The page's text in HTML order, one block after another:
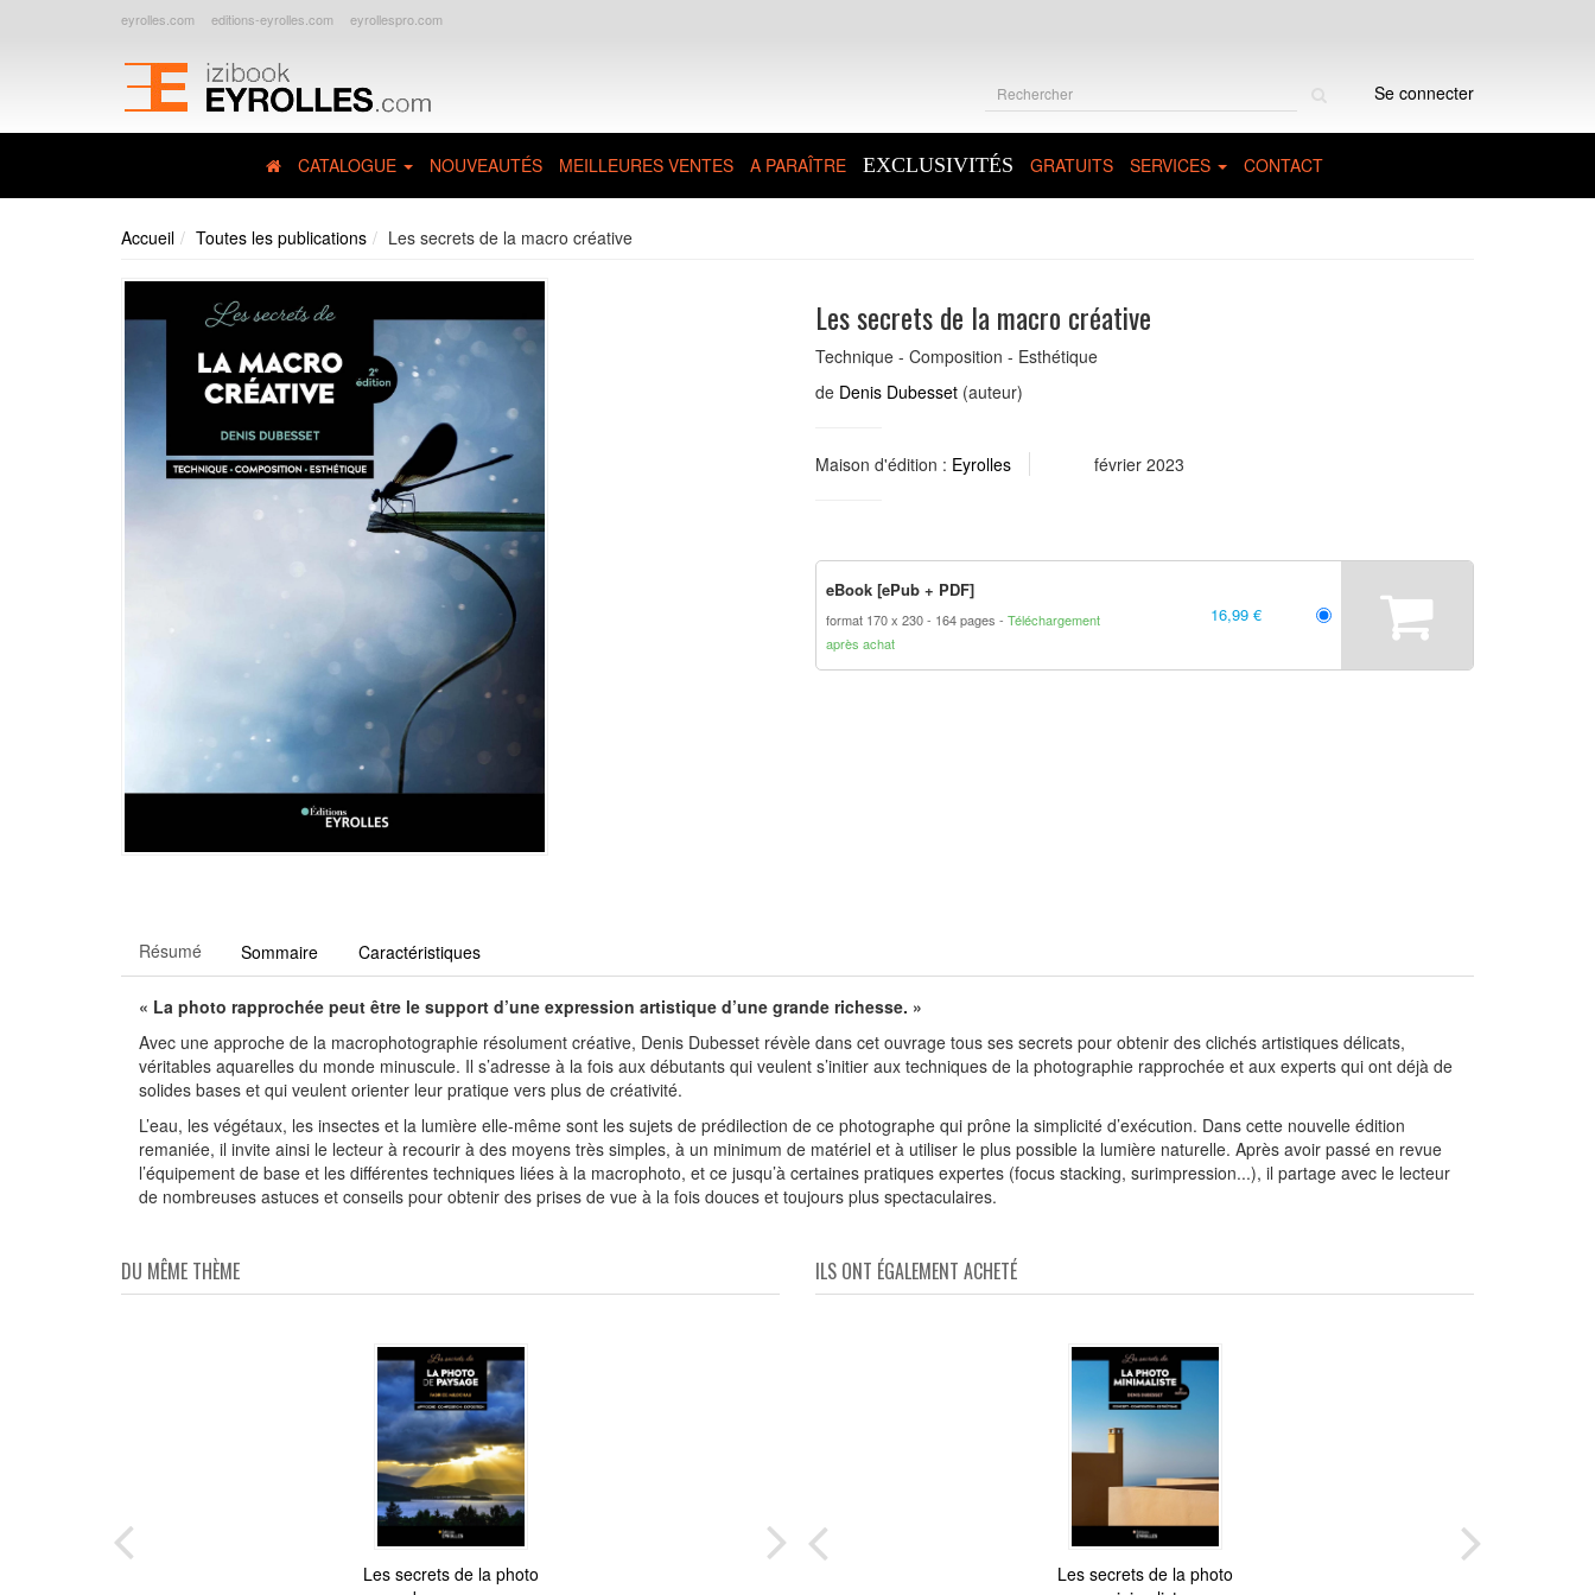
eyrolles.com editions-eyrolles.com eyrollespro.com
Se connecter
CATALOGUE NOUVEAUTÉS MEILLEURES VENTES A PARAÎTRE EXCLUSIVITÉS GRATUITS SERVICES CONTACT
Accueil Toutes les publications Les secrets de la macro créative
Les secrets de la macro créative
Technique - Composition - Esthétique
de Denis Dubesset (auteur)
Maison d'édition : Eyrolles février 2023
eBook [ePub + PDF]
format 170 x 230 164 pages
Téléchargement
après achat
16,99 €
Résumé Sommaire Caractéristiques
« La photo rapprochée peut être le support d’une expression artistique d’une grande richesse. »
Avec une approche de la macrophotographie résolument créative, Denis Dubesset révèle dans cet ouvrage tous ses secrets pour obtenir des clichés artistiques délicats,
véritables aquarelles du monde minuscule. Il s’adresse à la fois aux débutants qui veulent s’initier aux techniques de la photographie rapprochée et aux experts qui ont déjà de
solides bases et qui veulent orienter leur pratique vers plus de créativité.
L’eau, les végétaux, les insectes et la lumière elle-même sont les sujets de prédilection de ce photographe qui prône la simplicité d’exécution. Dans cette nouvelle édition
remaniée, il invite ainsi le lecteur à recourir à des moyens très simples, à un minimum de matériel et à utiliser le plus possible la lumière naturelle. Après avoir passé en revue
l’équipement de base et les différentes techniques liées à la macrophoto, et ce jusqu’à certaines pratiques expertes (focus stacking, surimpression...), il partage avec le lecteur
de nombreuses astuces et conseils pour obtenir des prises de vue à la fois douces et toujours plus spectaculaires.
DU MÊME THÈME
Les secrets de la photo
Sortez du mode Auto !
ILS ONT ÉGALEMENT ACHETÉ
Concevoir un portfolio de
Les secrets de la photo